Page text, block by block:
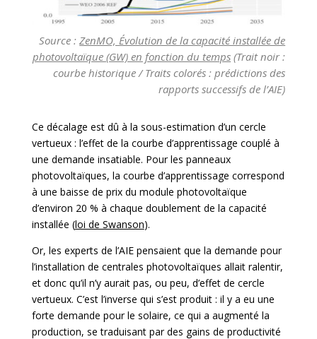
Source :ZenMO, Évolution de la capacité installée de
photovoltaïque (GW) en fonction du temps (Trait noir :
courbe historique / Traits colorés : prédictions des
rapports successifs de l’AIE)
Ce décalage est dû à la sous-estimation d’un cercle
vertueux : l’effet de la courbe d’apprentissage couplé à
une demande insatiable. Pour les panneaux
photovoltaïques, la courbe d’apprentissage correspond
à une baisse de prix du module photovoltaïque
d’environ 20 % à chaque doublement de la capacité
installée (loi de Swanson).
Or, les experts de l’AIE pensaient que la demande pour
l’installation de centrales photovoltaïques allait ralentir,
et donc qu’il n’y aurait pas, ou peu, d’effet de cercle
vertueux. C’est l’inverse qui s’est produit : il y a eu une
forte demande pour le solaire, ce qui a augmenté la
production, se traduisant par des gains de productivité